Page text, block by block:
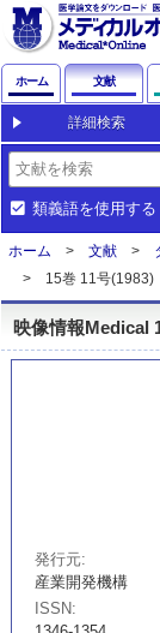
ホーム 文献
詳細検索
類義語を使用する
ホーム 文献
15巻 11号(1983)
映像情報Medical
発行元
産業開発機構
ISSN